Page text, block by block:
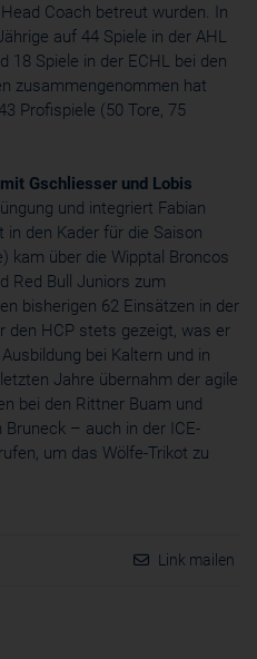
Coach betreut wurden. In
auf 44 Spiele in der AHL
18 Spiele in der ECHL bei den
zusammengenommen hat
Profispiele (50 Tore, 75
Gschliesser und Lobis
und integriert Fabian
den Kader für die Saison
kam über die Wipptal Broncos
Red Bull Juniors zum
bisherigen 62 Einsätzen in der
den HCP stets gezeigt, was er
bei Kaltern und in
Jahre übernahm der agile
bei den Rittner Buam und
– auch in der ICE-
um das Wölfe-Trikot zu
Link mailen